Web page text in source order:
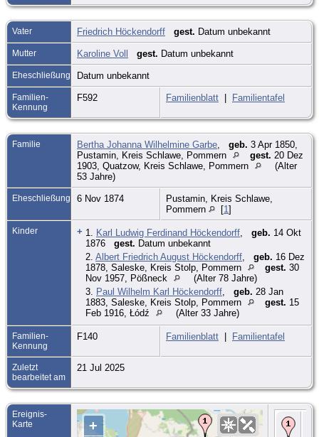
Vater Friedrich Höckendorff gest. Datum unbekannt
Mutter Karoline Voll gest. Datum unbekannt
Eheschließung Datum unbekannt
Familien-
Kennung
F592 Familienblatt | Familientafel
Familie Bertha Johanna Wilhelmine Garbe geb. 3 Apr 1850,
Pustamin, Kreis Schlawe, Pommern
gest. 20 Dez
1903, Quatzow, Kreis Schlawe, Pommern
(Alter
53 Jahre)
Eheschließung 6 Nov 1874
Pustamin, Kreis Schlawe,
Pommern
[1]
Kinder + 1. Karl Ludwig Ferdinand Höckendorff geb. 14 Okt
1876 gest. Datum unbekannt
2. Albert Friedrich August Höckendorff geb. 16 Dez
1878, Saleske, Kreis Stolp, Pommern
gest. 30
Nov 1957, Pößneck
(Alter 78 Jahre)
3. Paul Wilhelm Karl Höckendorff geb. 28 Jan
1883, Saleske, Kreis Stolp, Pommern
gest. 15
Feb 1916, Łódź
(Alter 33 Jahre)
Familien-
Kennung
F140 Familienblatt | Familientafel
Zuletzt
bearbeitet am
21 Jul 2025
Ereignis-
Karte
+